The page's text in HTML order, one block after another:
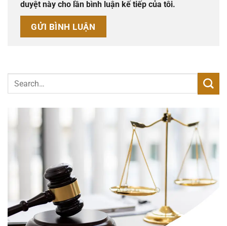
duyệt này cho lần bình luận kế tiếp của tôi.